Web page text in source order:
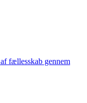
fællesskab gennem